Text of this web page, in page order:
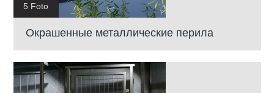
5 Foto
Окрашенные металлические перила